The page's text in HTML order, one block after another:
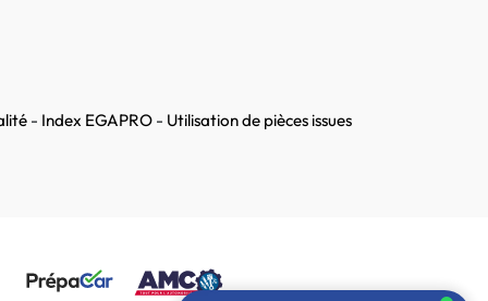
- Index EGAPRO - Utilisation de pièces issues